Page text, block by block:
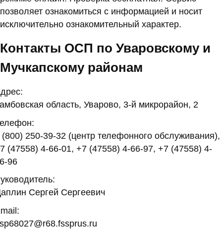
позволяет ознакомиться с информацией и носит
исключительно ознакомительный характер.
Контакты ОСП по Уваровскому и
Мучкапскому районам
область, Уварово, 3-й микрорайон, 2
(800) 250-39-32 (центр телефонного обслуживания),
(47558) 4-66-01, +7 (47558) 4-66-97, +7 (47558) 4-
96
Сергей Сергеевич